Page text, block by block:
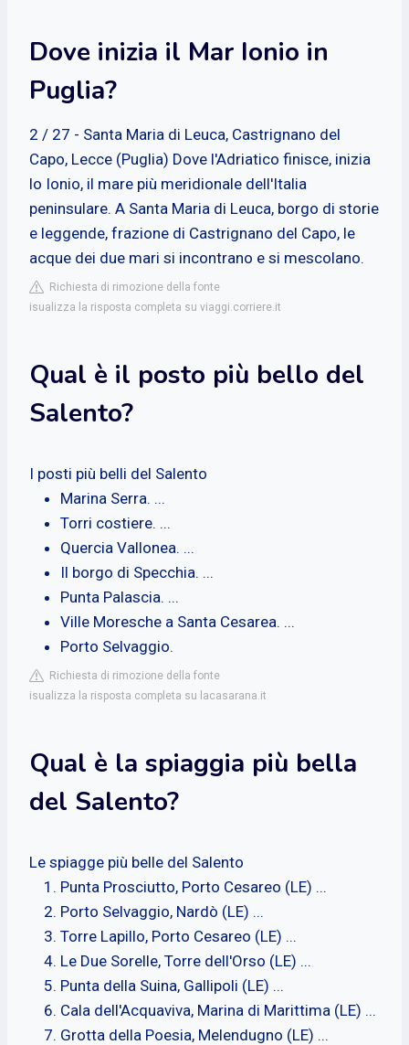
Dove inizia il Mar Ionio in
Puglia?
2 / 27 - Santa Maria di Leuca, Castrignano del
Capo, Lecce (Puglia) Dove l'Adriatico finisce, inizia
lo Ionio, il mare più meridionale dell'Italia
peninsulare. A Santa Maria di Leuca, borgo di storie
e leggende, frazione di Castrignano del Capo, le
acque dei due mari si incontrano e si mescolano.
Richiesta di rimozione della fonte
isualizza la risposta completa su viaggi.corriere.it
Qual è il posto più bello del
Salento?
I posti più belli del Salento
Marina Serra. ...
Torri costiere. ...
Quercia Vallonea. ...
Il borgo di Specchia. ...
Punta Palascia. ...
Ville Moresche a Santa Cesarea. ...
Porto Selvaggio.
Richiesta di rimozione della fonte
isualizza la risposta completa su lacasarana.it
Qual è la spiaggia più bella
del Salento?
Le spiagge più belle del Salento
Punta Prosciutto, Porto Cesareo (LE) ...
Porto Selvaggio, Nardò (LE) ...
Torre Lapillo, Porto Cesareo (LE) ...
Le Due Sorelle, Torre dell'Orso (LE) ...
Punta della Suina, Gallipoli (LE) ...
Cala dell'Acquaviva, Marina di Marittima (LE) ...
Grotta della Poesia, Melendugno (LE) ...